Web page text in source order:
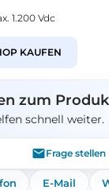
1.200 Vdc
KAUFEN
zum
schnell weiter.
Frage stellen
E-Mail